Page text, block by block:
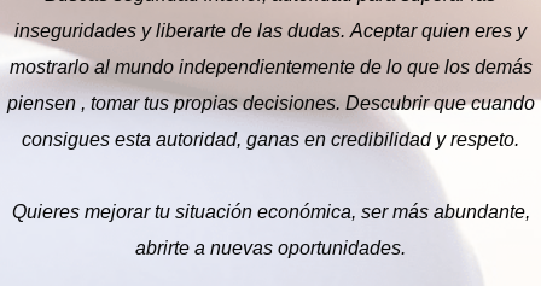
inseguridades y liberarte de las dudas. Aceptar quien eres y
mostrarlo al mundo independientemente de lo que los demás
piensen , tomar tus propias decisiones. Descubrir que cuando
consigues esta autoridad, ganas en credibilidad y respeto.
Quieres mejorar tu situación económica, ser más abundante,
abrirte a nuevas oportunidades.
web tenga el
rendimiento
posible durante
su visita. Si
rechaza estas
funcionalidades
pueden